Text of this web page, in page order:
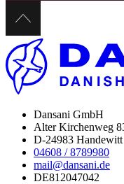
Dansani GmbH
Alter Kirchenweg
D-24983 Handewitt
04608 / 8789980
mail@dansani.de
DE812047042